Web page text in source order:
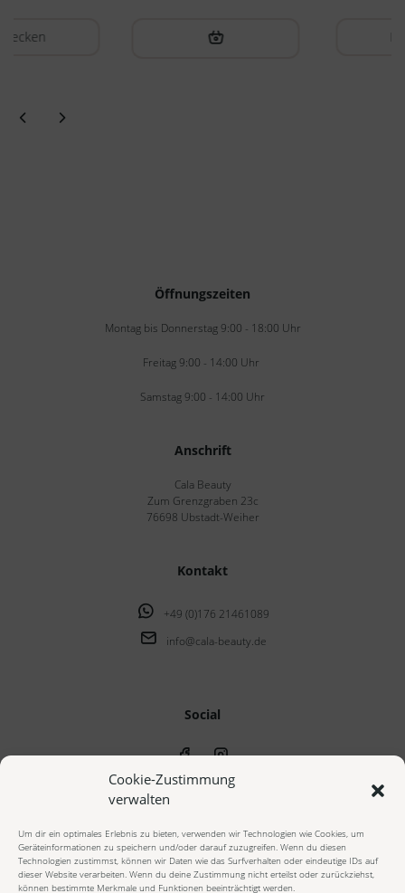
Cookie-Zustimmung
verwalten
Um dir ein optimales Erlebnis zu bieten, verwenden wir Technologien wie Cookies, um
Geräteinformationen zu speichern und/oder darauf zuzugreifen. Wenn du diesen
Technologien zustimmst, können wir Daten wie das Surfverhalten oder eindeutige IDs auf
dieser Website verarbeiten. Wenn du deine Zustimmung nicht erteilst oder zurückziehst,
können bestimmte Merkmale und Funktionen beeinträchtigt werden.
Öffnungszeiten
Montag bis Donnerstag 9:00 - 18:00 Uhr
Freitag 9:00 - 14:00 Uhr
Samstag 9:00 - 14:00 Uhr
Anschrift
Cala Beauty
Zum Grenzgraben 23c
76698 Ubstadt-Weiher
Kontakt
+49 (0)176 21461089
info@cala-beauty.de
Social
© 2023 cala beauty - Alle Rechte vorbehalten